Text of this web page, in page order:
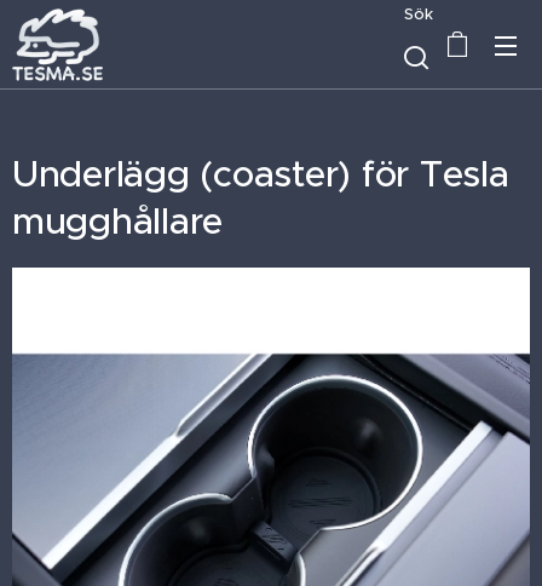
Sök
Underlägg (coaster) för Tesla
mugghållare